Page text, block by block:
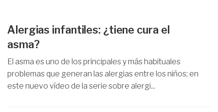
Alergias infantiles: ¿tiene cura el
asma?
El asma es uno de los principales y más habituales
problemas que generan las alergias entre los niños; en
este nuevo vídeo de la serie sobre alergi...